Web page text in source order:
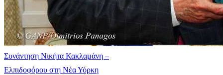
Συνάντηση Νικήτα Κακλαμάνη –
Ελπιδοφόρου στη Νέα Υόρκη